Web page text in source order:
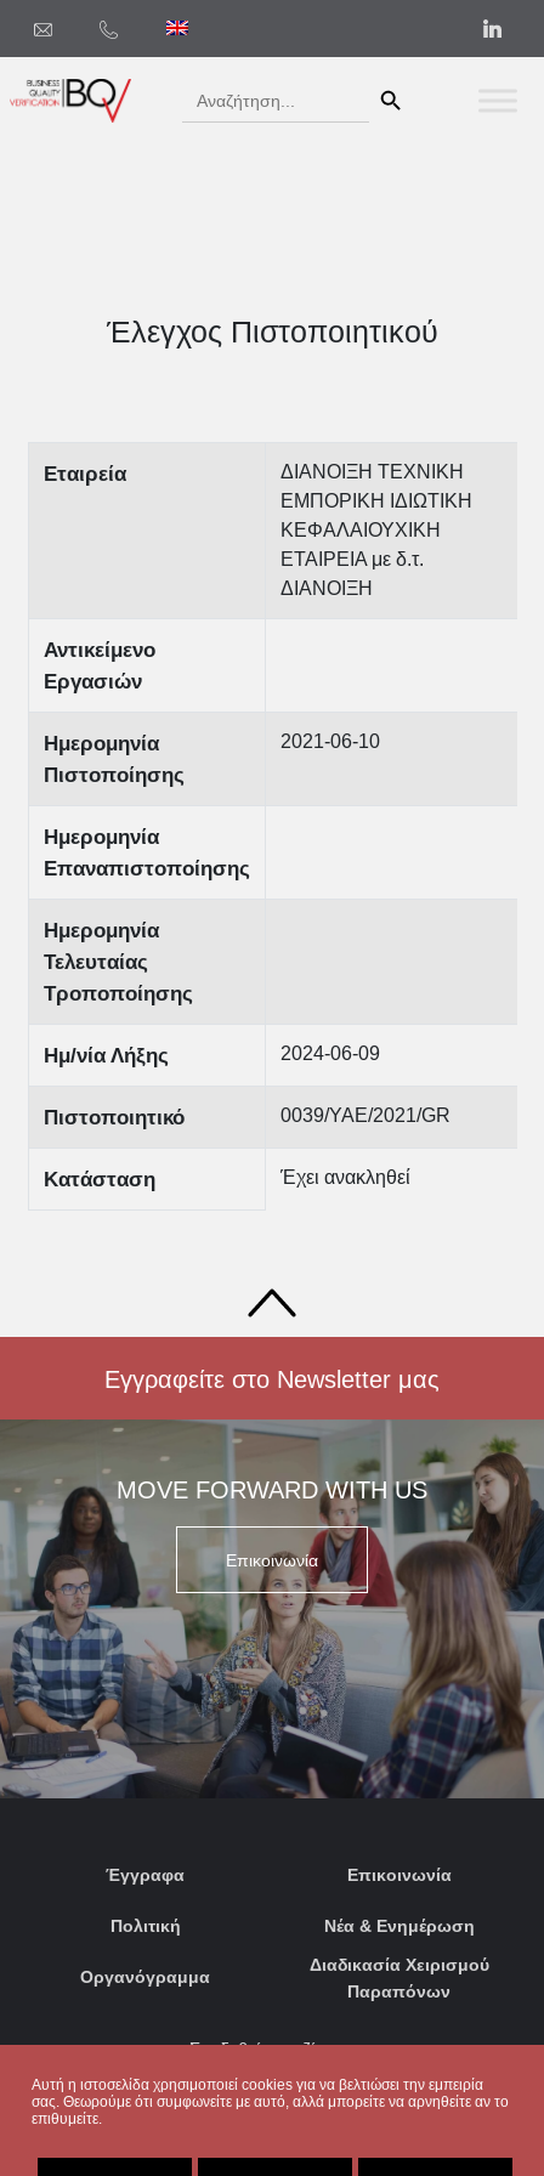
Αυτή η ιστοσελίδα χρησιμοποιεί cookies για να βελτιώσει την εμπειρία
σας. Θεωρούμε ότι συμφωνείτε με αυτό, αλλά μπορείτε να αρνηθείτε αν το
επιθυμείτε.
Search
for:
Έλεγχος Πιστοποιητικού
Εταιρεία
ΔΙΑΝΟΙΞΗ ΤΕΧΝΙΚΗ
ΕΜΠΟΡΙΚΗ ΙΔΙΩΤΙΚΗ
ΚΕΦΑΛΑΙΟΥΧΙΚΗ
ΕΤΑΙΡΕΙΑ με δ.τ.
ΔΙΑΝΟΙΞΗ
Αντικείμενο
Εργασιών
Ημερομηνία
Πιστοποίησης
2021-06-10
Ημερομηνία
Επαναπιστοποίησης
Ημερομηνία
Τελευταίας
Τροποποίησης
Ημ/νία Λήξης 2024-06-09
Πιστοποιητικό 0039/ΥΑΕ/2021/GR
Κατάσταση Έχει ανακληθεί
Εγγραφείτε στο Newsletter μας
MOVE FORWARD WITH US
Επικοινωνία
Έγγραφα
Πολιτική
Οργανόγραμμα
Επικοινωνία
Νέα & Ενημέρωση
Διαδικασία Χειρισμού
Παραπόνων
Συνδεθείτε μαζί μας: